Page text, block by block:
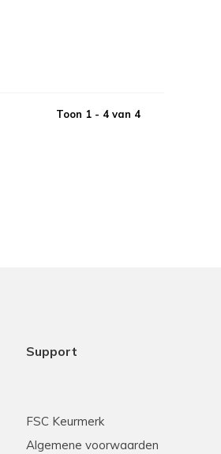
Toon 1 - 4 van 4
Support
FSC Keurmerk
Algemene voorwaarden